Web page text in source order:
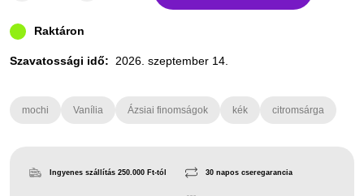
Raktáron
Szavatossági idő: 2026. szeptember 14.
mochi Vanília Ázsiai finomságok kék citromsárga
Ingyenes szállítás 250.000 Ft-tól 30 napos cseregarancia